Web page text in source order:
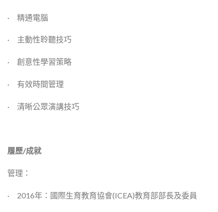
· 精通電腦
· 主動性聆聽技巧
· 創意性學習策略
· 有效時間管理
· 清晰公眾演講技巧
履歷/成就
管理：
· 2016年：國際生育教育協會(ICEA)教育部部長及委員